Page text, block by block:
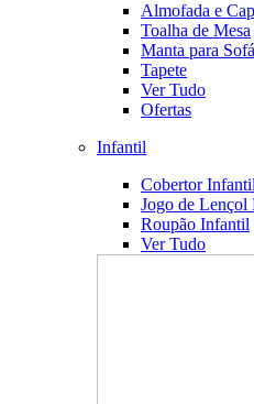
Almofada e
Toalha de Mesa
Manta para Sofá
Tapete
Ver Tudo
Ofertas
Infantil
Cobertor Infantil
Jogo de Lençol
Roupão Infantil
Ver Tudo